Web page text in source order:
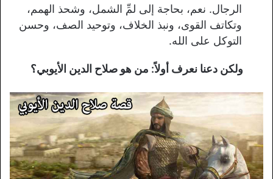
الرجال. نعم، بحاجة إلى لمِّ الشمل، وشحذ الهمم،
وتكاتف القوى، ونبذ الخلاف، وتوحيد الصف، وحسن
التوكل على الله.
ولكن دعنا نعرف أولاً: من هو صلاح الدين الأيوبي؟